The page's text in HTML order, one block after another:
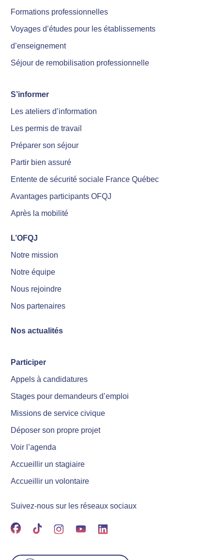
Formations professionnelles
Voyages d’études pour les établissements
d’enseignement
Séjour de remobilisation professionnelle
S’informer
Les ateliers d’information
Les permis de travail
Préparer son séjour
Partir bien assuré
Entente de sécurité sociale France Québec
Avantages participants OFQJ
Après la mobilité
L’OFQJ
Notre mission
Notre équipe
Nous rejoindre
Nos partenaires
Nos actualités
Participer
Appels à candidatures
Stages pour demandeurs d’emploi
Missions de service civique
Déposer son propre projet
Voir l’agenda
Accueillir un stagiaire
Accueillir un volontaire
Suivez-nous sur les réseaux sociaux